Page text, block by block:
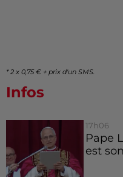
* 2 x 0,75 € + prix d'un SMS.
Infos
17h06
Pape
est